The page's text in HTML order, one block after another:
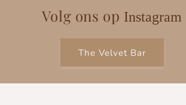
Volg ons op Instagram
The Velvet Bar